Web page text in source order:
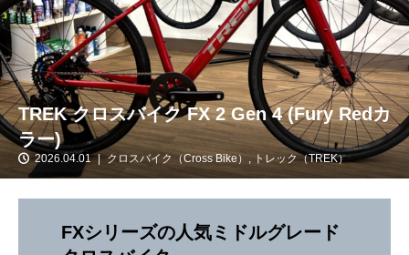
TREK クロスバイク FX 2 Gen 4 (Fury Redカ
ラー)
2026.04.01 クロスバイク（Cross Bike）,トレック（TREK）
FXシリーズの人気ミドルグレード